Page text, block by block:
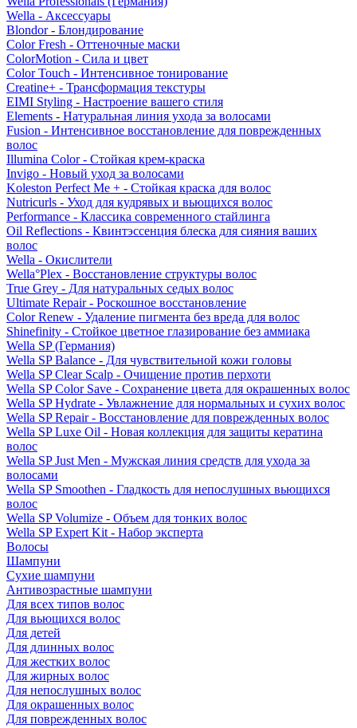
Wella - Аксессуары
Blondor - Блондирование
Color Fresh - Оттеночные маски
ColorMotion - Сила и цвет
Color Touch - Интенсивное тонирование
Creatine+ - Трансформация текстуры
EIMI Styling - Настроение вашего стиля
Elements - Натуральная линия ухода за волосами
Fusion - Интенсивное восстановление для поврежденных
волос
Illumina Color - Стойкая крем-краска
Invigo - Новый уход за волосами
Koleston Perfect Me + - Стойкая краска для волос
Nutricurls - Уход для кудрявых и вьющихся волос
Performance - Классика современного стайлинга
Oil Reflections - Квинтэссенция блеска для сияния ваших
волос
Wella - Окислители
Wella°Plex - Восстановление структуры волос
True Grey - Для натуральных седых волос
Ultimate Repair - Роскошное восстановление
Color Renew - Удаление пигмента без вреда для волос
Shinefinity - Стойкое цветное глазирование без аммиака
Wella SP (Германия)
Wella SP Balance - Для чувствительной кожи головы
Wella SP Clear Scalp - Очищение против перхоти
Wella SP Color Save - Сохранение цвета для окрашенных волос
Wella SP Hydrate - Увлажнение для нормальных и сухих волос
Wella SP Repair - Восстановление для поврежденных волос
Wella SP Luxe Oil - Новая коллекция для защиты кератина
волос
Wella SP Just Men - Мужская линия средств для ухода за
волосами
Wella SP Smoothen - Гладкость для непослушных вьющихся
волос
Wella SP Volumize - Объем для тонких волос
Wella SP Expert Kit - Набор эксперта
Волосы
Шампуни
Сухие шампуни
Антивозрастные шампуни
Для всех типов волос
Для вьющихся волос
Для детей
Для длинных волос
Для жестких волос
Для жирных волос
Для непослушных волос
Для окрашенных волос
Для поврежденных волос